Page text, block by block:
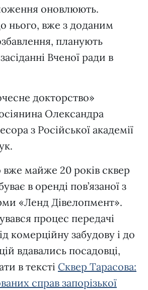
оновлюють.
нього, вже з доданим
планують
Вченої ради в
докторство»
Олександра
з Російської академії
майже 20 років сквер
в оренді пов’язаної з
«Ленд Дівелопмент».
процес передачі
комерційну забудову і до
вдавались посадовці,
в тексті Сквер Тарасова:
справ запорізької